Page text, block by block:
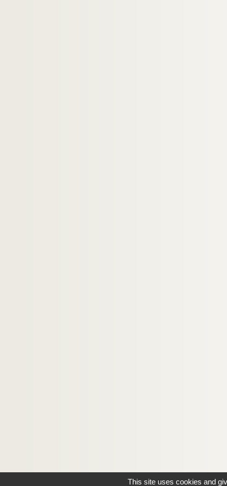
This site uses cookies and